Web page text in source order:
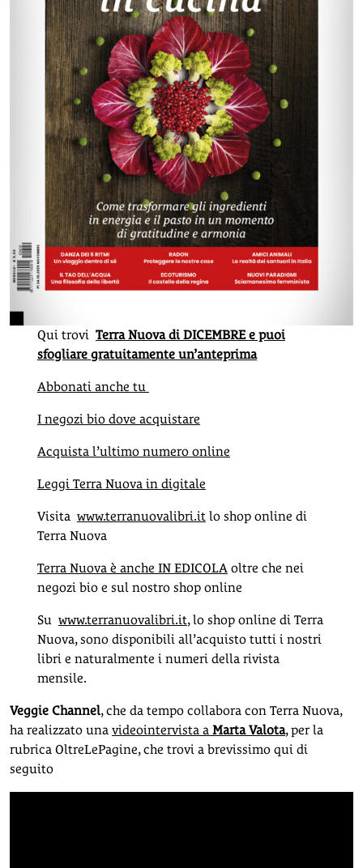
Qui trovi Terra Nuova di DICEMBRE e puoi
sfogliare gratuitamente un’anteprima
Abbonati anche tu
I negozi bio dove acquistare
Acquista l’ultimo numero online
Leggi Terra Nuova in digitale
Visita www.terranuovalibri.it lo shop online di
Terra Nuova
Terra Nuova è anche IN EDICOLA oltre che nei
negozi bio e sul nostro shop online
Su www.terranuovalibri.it, lo shop online di Terra
Nuova, sono disponibili all’acquisto tutti i nostri
libri e naturalmente i numeri della rivista
mensile.
Veggie Channel, che da tempo collabora con Terra Nuova,
ha realizzato una videointervista a Marta Valota, per la
rubrica OltreLePagine, che trovi a brevissimo qui di
seguito